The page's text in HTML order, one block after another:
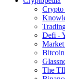
Crypto
Defi -
The